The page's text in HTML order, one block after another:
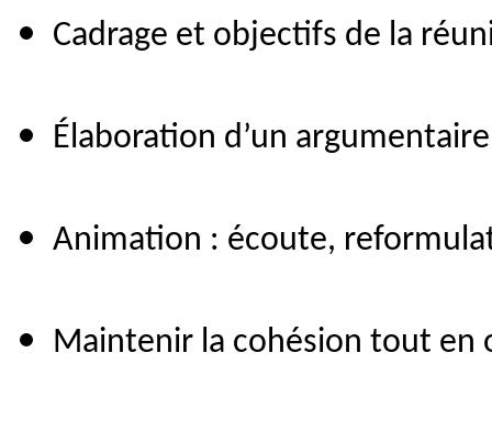
Cadrage et objectifs de la
Élaboration d’un
Animation : écoute,
Maintenir la cohésion tout en